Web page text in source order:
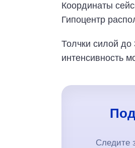
Координаты
Гипоцентр
Толчки силой
интенсивность
Следите